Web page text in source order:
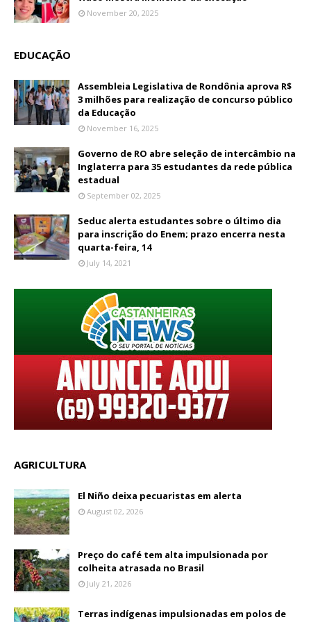
November 20, 2025
EDUCAÇÃO
Assembleia Legislativa de Rondônia aprova R$
3 milhões para realização de concurso público
da Educação
November 16, 2025
Governo de RO abre seleção de intercâmbio na
Inglaterra para 35 estudantes da rede pública
estadual
September 02, 2025
Seduc alerta estudantes sobre o último dia
para inscrição do Enem; prazo encerra nesta
quarta-feira, 14
July 14, 2021
AGRICULTURA
El Niño deixa pecuaristas em alerta
August 02, 2026
Preço do café tem alta impulsionada por
colheita atrasada no Brasil
July 21, 2026
Terras indígenas impulsionadas em polos de